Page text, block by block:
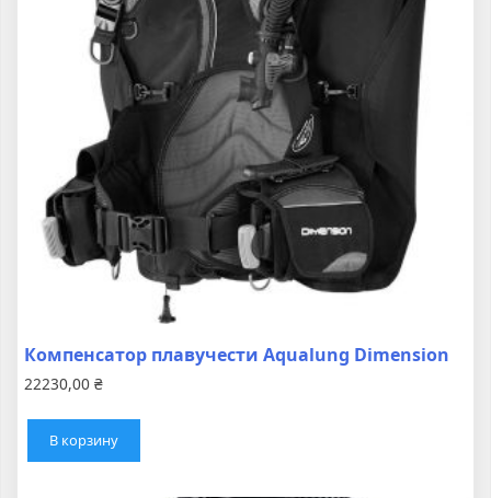
Компенсатор плавучести Aqualung Dimension
22230,00 ₴
В корзину